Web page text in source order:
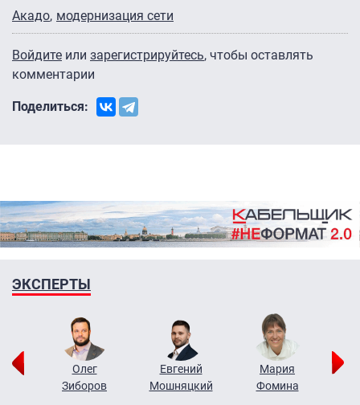
Акадо модернизация сети
Войдите или зарегистрируйтесь, чтобы оставлять
комментарии
Поделиться:
ЭКСПЕРТЫ
Олег
Зиборов
Евгений
Мошняцкий
Мария
Фомина